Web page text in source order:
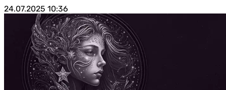
24.07.2025 10:36